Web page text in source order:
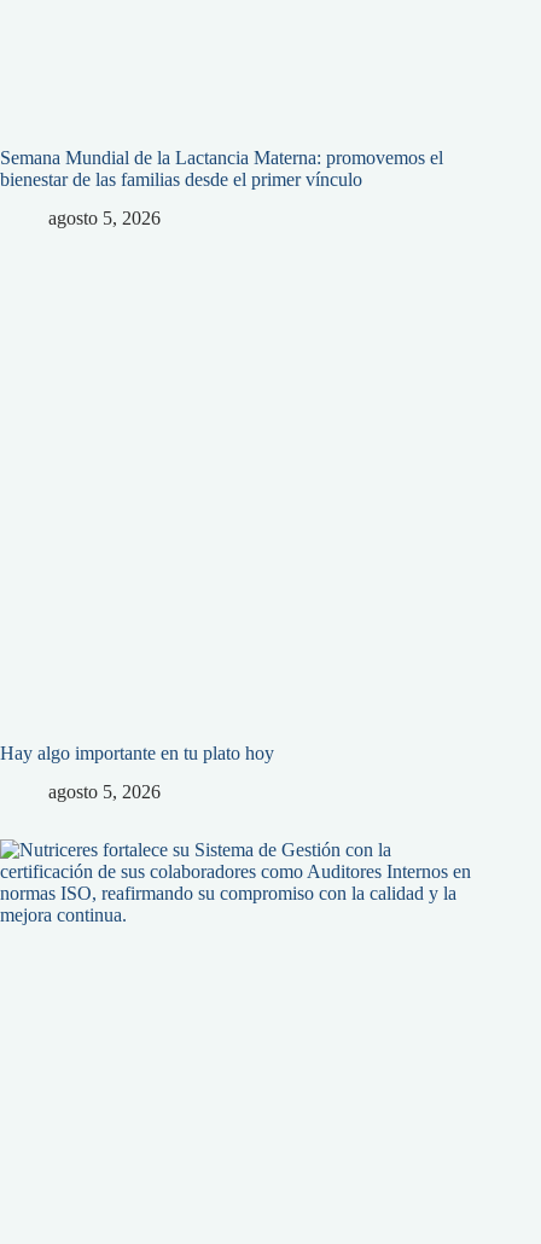
Semana Mundial de la Lactancia Materna: promovemos el
bienestar de las familias desde el primer vínculo
agosto 5, 2026
Hay algo importante en tu plato hoy
agosto 5, 2026